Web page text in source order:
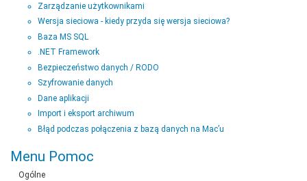
Menu Pomoc
Ogólne
Zarządzanie użytkownikami
Wersja sieciowa - kiedy przyda się wersja sieciowa?
Baza MS SQL
.NET Framework
Bezpieczeństwo danych / RODO
Szyfrowanie danych
Dane aplikacji
Import i eksport archiwum
Błąd podczas połączenia z bazą danych na Mac’u